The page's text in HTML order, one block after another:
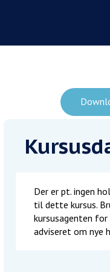
Der er pt. ingen
til dette kursus.
kursusagenten
adviseret om nye